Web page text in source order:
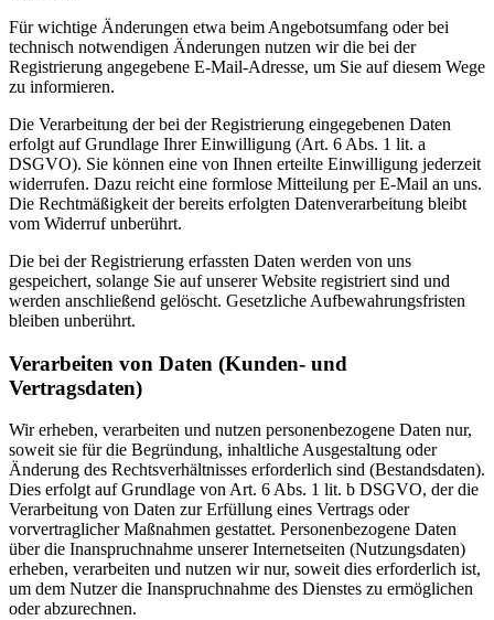
Für wichtige Änderungen etwa beim Angebotsumfang oder bei
technisch notwendigen Änderungen nutzen wir die bei der
Registrierung angegebene E-Mail-Adresse, um Sie auf diesem Wege
zu informieren.
Die Verarbeitung der bei der Registrierung eingegebenen Daten
erfolgt auf Grundlage Ihrer Einwilligung (Art. 6 Abs. 1 lit. a
DSGVO). Sie können eine von Ihnen erteilte Einwilligung jederzeit
widerrufen. Dazu reicht eine formlose Mitteilung per E-Mail an uns.
Die Rechtmäßigkeit der bereits erfolgten Datenverarbeitung bleibt
vom Widerruf unberührt.
Die bei der Registrierung erfassten Daten werden von uns
gespeichert, solange Sie auf unserer Website registriert sind und
werden anschließend gelöscht. Gesetzliche Aufbewahrungsfristen
bleiben unberührt.
Verarbeiten von Daten (Kunden- und
Vertragsdaten)
Wir erheben, verarbeiten und nutzen personenbezogene Daten nur,
soweit sie für die Begründung, inhaltliche Ausgestaltung oder
Änderung des Rechtsverhältnisses erforderlich sind (Bestandsdaten).
Dies erfolgt auf Grundlage von Art. 6 Abs. 1 lit. b DSGVO, der die
Verarbeitung von Daten zur Erfüllung eines Vertrags oder
vorvertraglicher Maßnahmen gestattet. Personenbezogene Daten
über die Inanspruchnahme unserer Internetseiten (Nutzungsdaten)
erheben, verarbeiten und nutzen wir nur, soweit dies erforderlich ist,
um dem Nutzer die Inanspruchnahme des Dienstes zu ermöglichen
oder abzurechnen.